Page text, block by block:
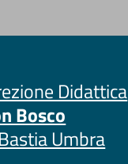
Didattica
Bosco
Umbra